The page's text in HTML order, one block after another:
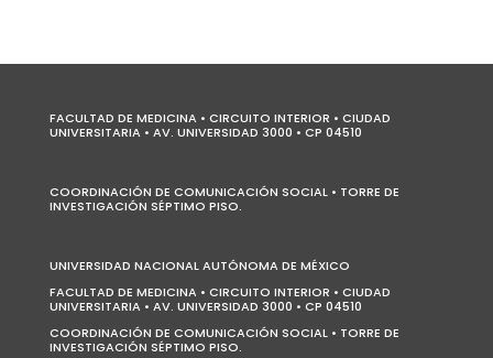
FACULTAD DE MEDICINA • CIRCUITO INTERIOR • CIUDAD
UNIVERSITARIA • AV. UNIVERSIDAD 3000 • CP 04510
COORDINACIÓN DE COMUNICACIÓN SOCIAL • TORRE DE
INVESTIGACIÓN SÉPTIMO PISO.
UNIVERSIDAD NACIONAL AUTÓNOMA DE MÉXICO
FACULTAD DE MEDICINA • CIRCUITO INTERIOR • CIUDAD
UNIVERSITARIA • AV. UNIVERSIDAD 3000 • CP 04510
COORDINACIÓN DE COMUNICACIÓN SOCIAL • TORRE DE
INVESTIGACIÓN SÉPTIMO PISO.